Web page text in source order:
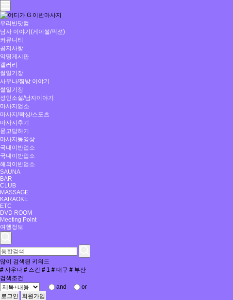
우리반닷컴
남자 이야기(게이썰/픽션)
커뮤니티
공지사항
익명게시판
갤러리
썰일기장
사우나/찜방 이야기
썰일기장
성인소설/남자이야기
마사지업소
마사지/왁싱/스포츠
마사지후기
묻고답하기
마사지동영상
국내이반업소
국내이반업소
해외이반업소
SAUNA
BAR
CLUB
MASSAGE
KARAOKE
ETC
DVD ROOM
Meeting Point
여행정보
많이 검색된 키워드
# 사우나 # 스킨 # 1 # 대구 # 부산
검색조건
and
or
로그인
회원가입